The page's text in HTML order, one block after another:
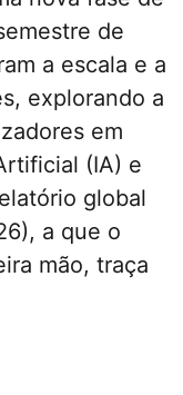
de
a escala e a
explorando a
em
(IA) e
global
a que o
mão, traça